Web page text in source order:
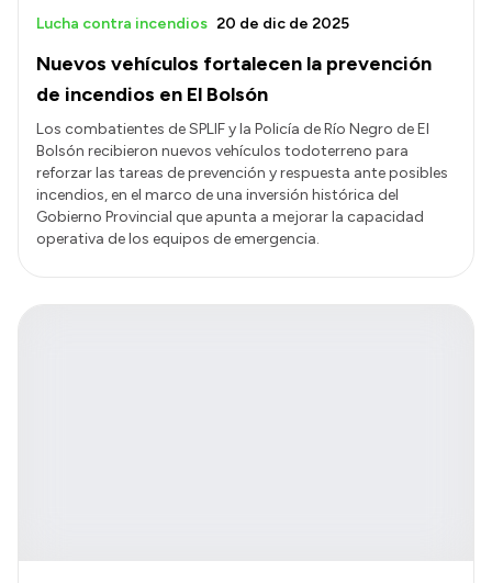
Nuevos vehículos fortalecen la prevención
de incendios en El Bolsón
Lucha contra incendios 20 de dic de 2025
Los combatientes de SPLIF y la Policía de Río Negro de El
Bolsón recibieron nuevos vehículos todoterreno para
reforzar las tareas de prevención y respuesta ante posibles
incendios, en el marco de una inversión histórica del
Gobierno Provincial que apunta a mejorar la capacidad
operativa de los equipos de emergencia.